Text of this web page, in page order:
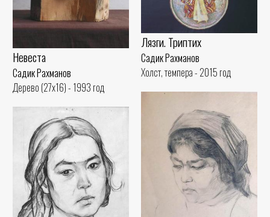
Невеста
Садик Рахманов
Дерево (27x16) - 1993 год
Лязги. Триптих
Садик Рахманов
Холст, темпера - 2015 год